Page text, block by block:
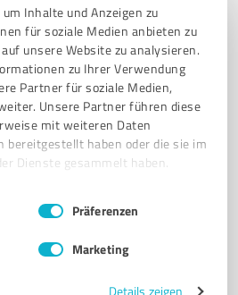
Inhalte und Anzeigen zu
für soziale Medien anbieten zu
unsere Website zu analysieren.
zu Ihrer Verwendung
Partner für soziale Medien,
Unsere Partner führen diese
mit weiteren Daten
bereitgestellt haben oder die sie im
Dienste gesammelt haben.
Präferenzen
Marketing
Details zeigen
Wellness
mit Fußpflege und
FUSSPFLEGE
MASSAGEN NEUROKOSMETIK
BEAUTY-ACCESSOIRES
90429 Nürnberg
ellexina.com/